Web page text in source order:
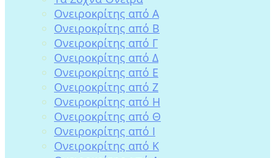
Ονειροκρίτης από Α
Ονειροκρίτης από Β
Ονειροκρίτης από Γ
Ονειροκρίτης από Δ
Ονειροκρίτης από Ε
Ονειροκρίτης από Ζ
Ονειροκρίτης από Η
Ονειροκρίτης από Θ
Ονειροκρίτης από Ι
Ονειροκρίτης από Κ